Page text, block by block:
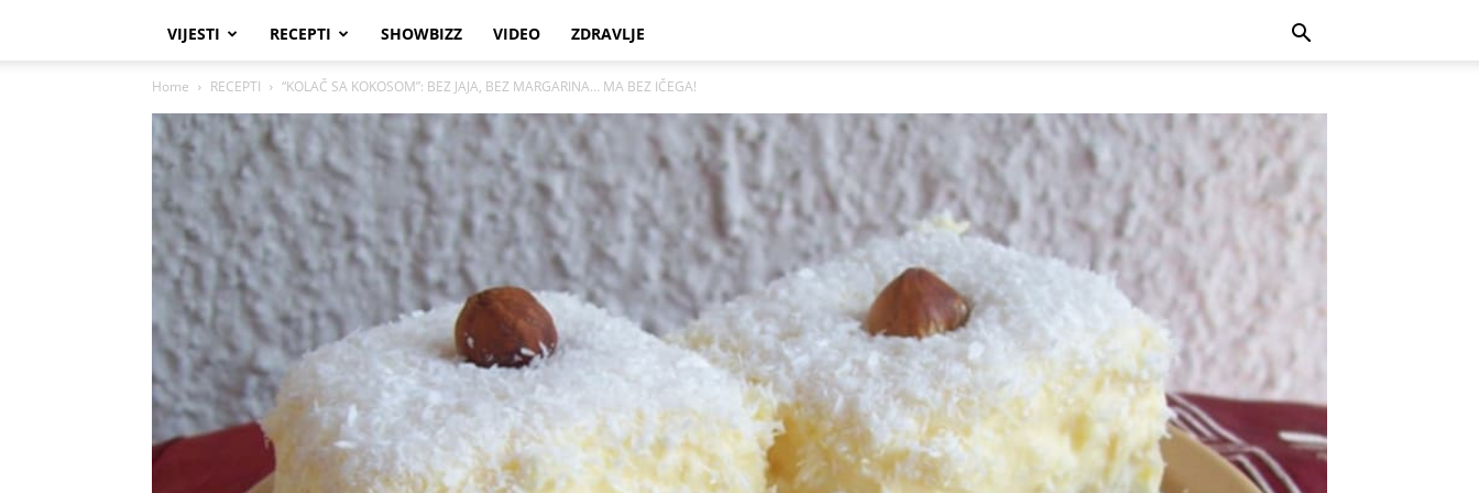
VIJESTI RECEPTI SHOWBIZZ VIDEO ZDRAVLJE
Home RECEPTI “KOLAČ SA KOKOSOM”: BEZ JAJA, BEZ MARGARINA… MA BEZ IČEGA!